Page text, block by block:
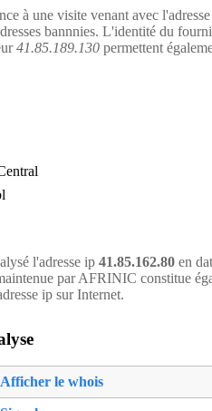
à une visite venant avec
bannnies. L'identité du
41.85.189.130 permettent
l'adresse ip 41.85.162.80 en
par AFRINIC constitue
ip sur Internet.
Afficher le whois